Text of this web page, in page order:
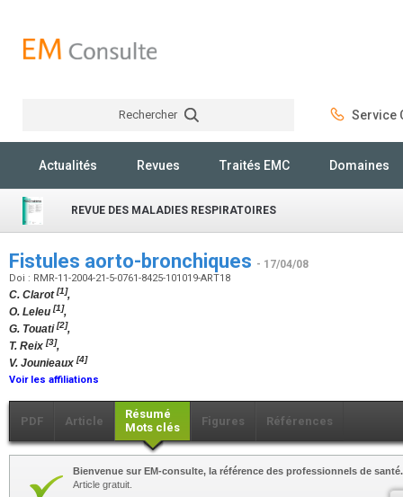
Rechercher Service
Actualités Revues Traités EMC Domaines
REVUE DES MALADIES RESPIRATOIRES
Fistules aorto-bronchiques - 17/04/08
Doi : RMR-11-2004-21-5-0761-8425-101019-ART18
C. Clarot[1],
O. Leleu [1],
G. Touati[2],
T. Reix [3],
V. Jounieaux [4]
Voir les affiliations
PDF Article
Résumé
Mots clés
Figures Références
Bienvenue sur EM-consulte, la référence des professionnels de santé.
Article gratuit.